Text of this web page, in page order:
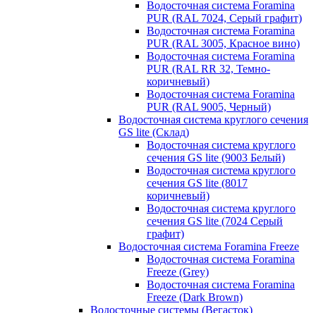
Водосточная система Foramina
PUR (RAL 7024, Серый графит)
Водосточная система Foramina
PUR (RAL 3005, Красное вино)
Водосточная система Foramina
PUR (RAL RR 32, Темно-
коричневый)
Водосточная система Foramina
PUR (RAL 9005, Черный)
Водосточная система круглого сечения
GS lite (Склад)
Водосточная система круглого
сечения GS lite (9003 Белый)
Водосточная система круглого
сечения GS lite (8017
коричневый)
Водосточная система круглого
сечения GS lite (7024 Серый
графит)
Водосточная система Foramina Freeze
Водосточная система Foramina
Freeze (Grey)
Водосточная система Foramina
Freeze (Dark Brown)
Водосточные системы (Вегасток)